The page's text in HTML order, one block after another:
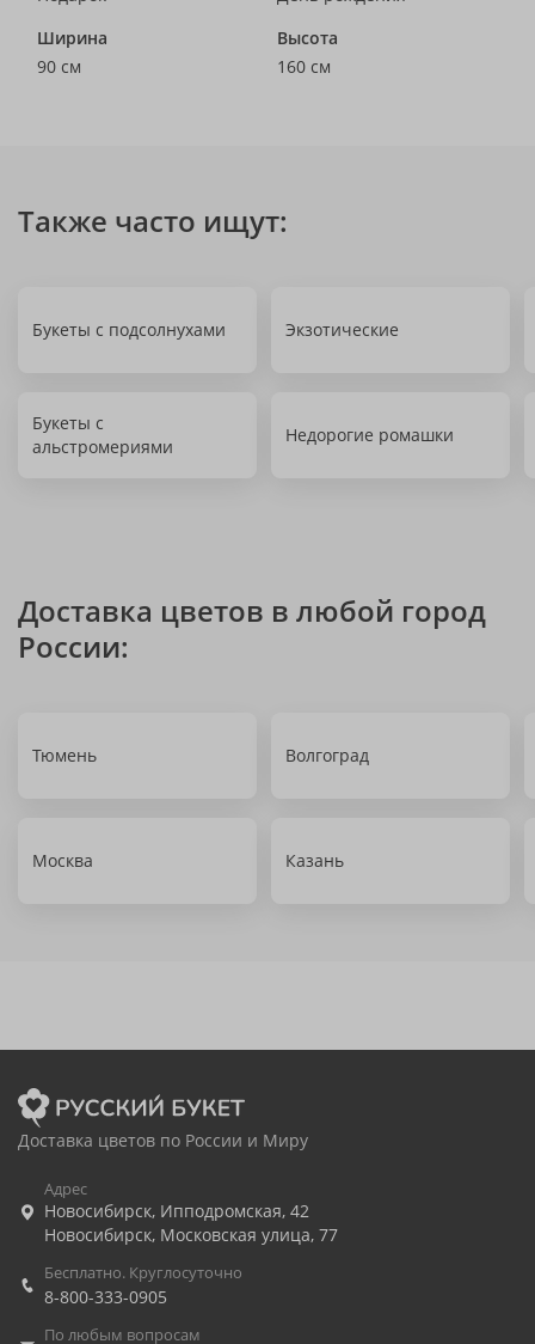
Ширина
90 см
Высота
160 см
Также часто ищут:
Букеты с подсолнухами Экзотические
Букеты с
альстромериями
Недорогие ромашки
Доставка цветов в любой город
России:
Тюмень Волгоград
Москва Казань
Доставка цветов по России и Миру
Адрес
Новосибирск, Ипподромская, 42
Новосибирск, Московская улица, 77
Бесплатно. Круглосуточно
8-800-333-0905
По любым вопросам